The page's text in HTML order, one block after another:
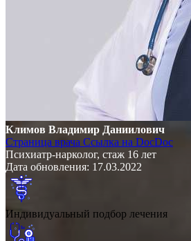
Климов Владимир Даниилович
Страница врача Ссылка на DocDoc
Психиатр-нарколог, стаж 16 лет
Дата обновления: 17.03.2022
Индивидуальный подбор лечения